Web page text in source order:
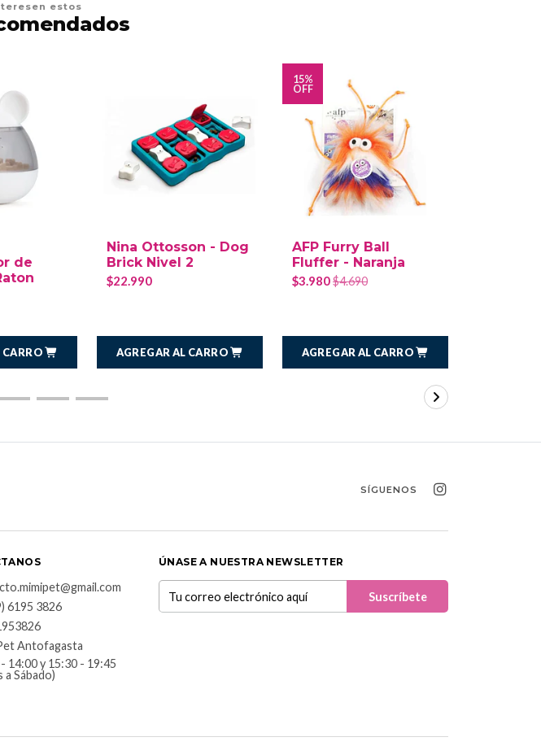
estos
de
CARRO
Nina Ottosson - Dog
Brick Nivel 2
$22.990
AGREGAR AL CARRO
15%
OFF
AFP Furry Ball
Fluffer - Naranja
$3.980$4.690
AGREGAR AL CARRO
SÍGUENOS
6195 3826
Antofagasta
14:00 y 15:30 - 19:45
a Sábado)
ÚNASE A NUESTRA NEWSLETTER